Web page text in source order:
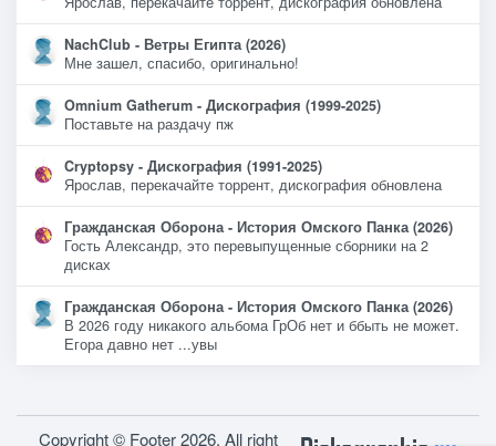
NachClub - Ветры Египта (2026)
Мне зашел, спасибо, оригинально!
Omnium Gatherum - Дискография (1999-2025)
Поставьте на раздачу пж
Cryptopsy - Дискография (1991-2025)
Ярослав, перекачайте торрент, дискография обновлена
Гражданская Оборона - История Омского Панка (2026)
Гость Александр, это перевыпущенные сборники на 2
дисках
Гражданская Оборона - История Омского Панка (2026)
В 2026 году никакого альбома ГрОб нет и ббыть не может.
Егора давно нет ...увы
Copyright © Footer 2026. All right